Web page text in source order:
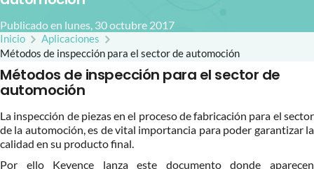
Publicado en lunes, 30 octubre 2017
Inicio
Aplicaciones
Métodos de inspección para el sector de automoción
Métodos de inspección para el sector de
automoción
La inspección de piezas en el proceso de fabricación para el sector
de la automoción, es de vital importancia para poder garantizar la
calidad en su producto final.
Por ello Keyence lanza este documento donde aparecen